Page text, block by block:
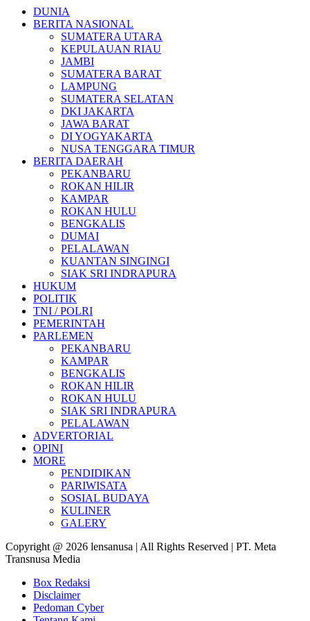
DUNIA
BERITA NASIONAL
SUMATERA UTARA
KEPULAUAN RIAU
JAMBI
SUMATERA BARAT
LAMPUNG
SUMATERA SELATAN
DKI JAKARTA
JAWA BARAT
DI YOGYAKARTA
NUSA TENGGARA TIMUR
BERITA DAERAH
PEKANBARU
ROKAN HILIR
KAMPAR
ROKAN HULU
BENGKALIS
DUMAI
PELALAWAN
KUANTAN SINGINGI
SIAK SRI INDRAPURA
HUKUM
POLITIK
TNI / POLRI
PEMERINTAH
PARLEMEN
PEKANBARU
KAMPAR
BENGKALIS
ROKAN HILIR
ROKAN HULU
SIAK SRI INDRAPURA
PELALAWAN
ADVERTORIAL
OPINI
MORE
PENDIDIKAN
PARIWISATA
SOSIAL BUDAYA
KULINER
GALERY
Copyright @ 2026 lensanusa | All Rights Reserved | PT. Meta
Transnusa Media
Box Redaksi
Disclaimer
Pedoman Cyber